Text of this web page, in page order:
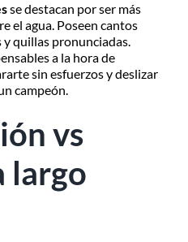
se destacan por ser más
el agua. Poseen cantos
quillas pronunciadas.
a la hora de
sin esfuerzos y deslizar
campeón.
vs
largo